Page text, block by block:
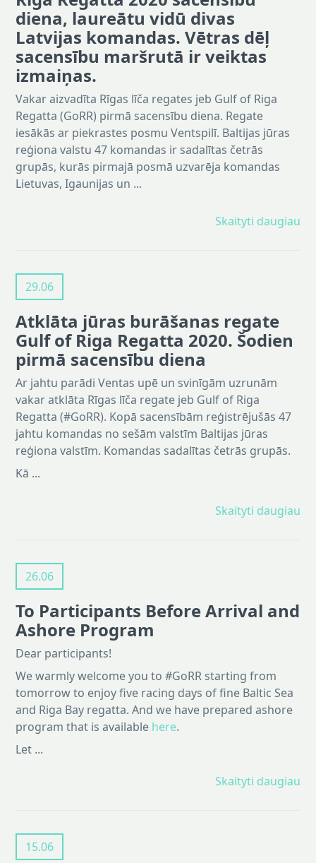
diena, laureātu vidū divas
Latvijas komandas. Vētras dēļ
sacensību maršrutā ir veiktas
izmaiņas.
Vakar aizvadīta Rīgas līča regates jeb Gulf of Riga
Regatta (GoRR) pirmā sacensību diena. Regate
iesākās ar piekrastes posmu Ventspilī. Baltijas jūras
reģiona valstu 47 komandas ir sadalītas četrās
grupās, kurās pirmajā posmā uzvarēja komandas
Lietuvas, Igaunijas un ...
Skaityti daugiau
29.06
Atklāta jūras burāšanas regate
Gulf of Riga Regatta 2020. Šodien
pirmā sacensību diena
Ar jahtu parādi Ventas upē un svinīgām uzrunām
vakar atklāta Rīgas līča regate jeb Gulf of Riga
Regatta (#GoRR). Kopā sacensībām reģistrējušās 47
jahtu komandas no sešām valstīm Baltijas jūras
reģiona valstīm. Komandas sadalītas četrās grupās.
Kā ...
Skaityti daugiau
26.06
To Participants Before Arrival and
Ashore Program
Dear participants!
We warmly welcome you to #GoRR starting from
tomorrow to enjoy five racing days of fine Baltic Sea
and Riga Bay regatta. And we have prepared ashore
program that is available here.
Let ...
Skaityti daugiau
15.06